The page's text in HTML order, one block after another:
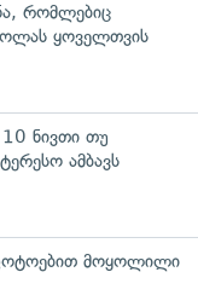
რომლებიც
ყოველთვის
ნივთი თუ
ამბავს
მოყოლილი